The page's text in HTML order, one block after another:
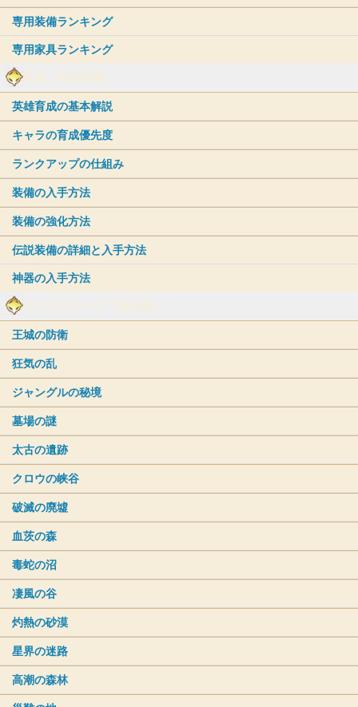
専用装備ランキング
専用家具ランキング
育成・強化関連
英雄育成の基本解説
キャラの育成優先度
ランクアップの仕組み
装備の入手方法
装備の強化方法
伝説装備の詳細と入手方法
神器の入手方法
タイムズピーク「時の旅」
王城の防衛
狂気の乱
ジャングルの秘境
墓場の謎
太古の遺跡
クロウの峡谷
破滅の廃墟
血茨の森
毒蛇の沼
凄風の谷
灼熱の砂漠
星界の迷路
高潮の森林